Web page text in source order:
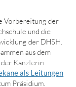
Vorbereitung der
und die
der DHSH.
aus dem
Kanzlerin.
als Leitungen
Präsidium.